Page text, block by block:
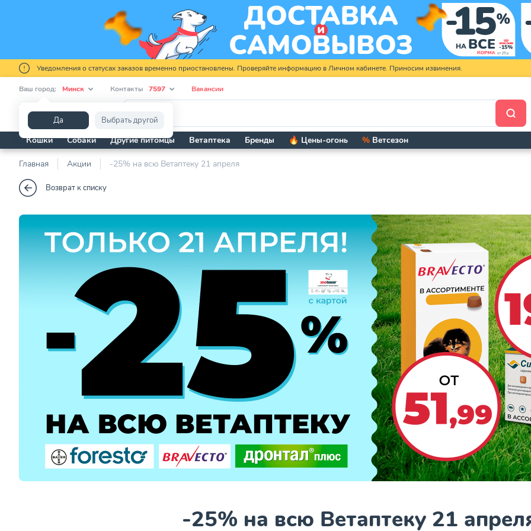
Уведомления о статусах заказов временно приостановлены. Проверяйте информацию в Личном кабинете. Приносим извинения.
Ваш город: Минск
Да Выбрать другой
Контакты 7597 Вакансии
Кошки Собаки Другие питомцы Ветаптека Бренды 🔥 Цены-огонь % Ветсезон
Главная Акции -25% на всю Ветаптеку 21 апреля
Возврат к списку
-25% на всю Ветаптеку 21